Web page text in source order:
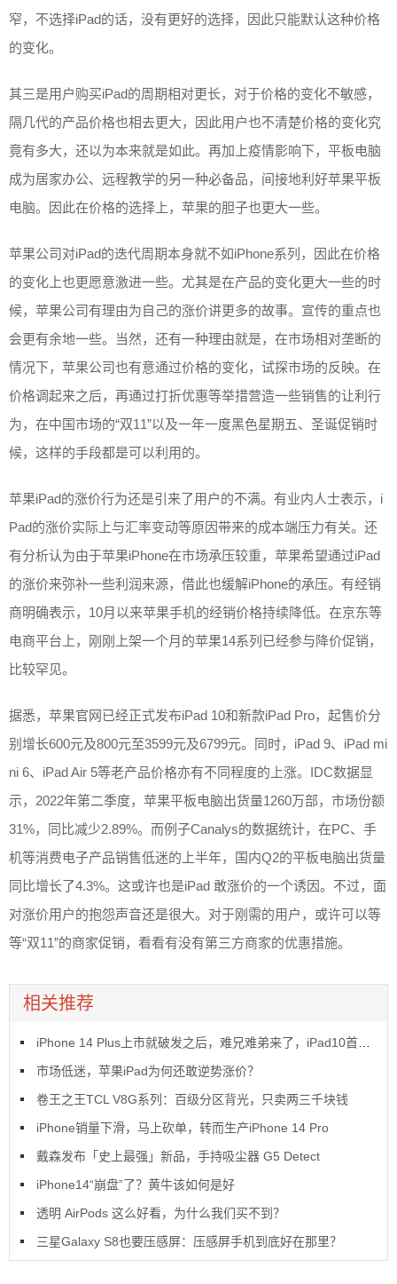
窄，不选择iPad的话，没有更好的选择，因此只能默认这种价格
的变化。
其三是用户购买iPad的周期相对更长，对于价格的变化不敏感，
隔几代的产品价格也相去更大，因此用户也不清楚价格的变化究
竟有多大，还以为本来就是如此。再加上疫情影响下，平板电脑
成为居家办公、远程教学的另一种必备品，间接地利好苹果平板
电脑。因此在价格的选择上，苹果的胆子也更大一些。
苹果公司对iPad的迭代周期本身就不如iPhone系列，因此在价格
的变化上也更愿意激进一些。尤其是在产品的变化更大一些的时
候，苹果公司有理由为自己的涨价讲更多的故事。宣传的重点也
会更有余地一些。当然，还有一种理由就是，在市场相对垄断的
情况下，苹果公司也有意通过价格的变化，试探市场的反映。在
价格调起来之后，再通过打折优惠等举措营造一些销售的让利行
为，在中国市场的“双11”以及一年一度黑色星期五、圣诞促销时
候，这样的手段都是可以利用的。
苹果iPad的涨价行为还是引来了用户的不满。有业内人士表示，i
Pad的涨价实际上与汇率变动等原因带来的成本端压力有关。还
有分析认为由于苹果iPhone在市场承压较重，苹果希望通过iPad
的涨价来弥补一些利润来源，借此也缓解iPhone的承压。有经销
商明确表示，10月以来苹果手机的经销价格持续降低。在京东等
电商平台上，刚刚上架一个月的苹果14系列已经参与降价促销，
比较罕见。
据悉，苹果官网已经正式发布iPad 10和新款iPad Pro，起售价分
别增长600元及800元至3599元及6799元。同时，iPad 9、iPad mi
ni 6、iPad Air 5等老产品价格亦有不同程度的上涨。IDC数据显
示，2022年第二季度，苹果平板电脑出货量1260万部，市场份额
31%，同比减少2.89%。而例子Canalys的数据统计，在PC、手
机等消费电子产品销售低迷的上半年，国内Q2的平板电脑出货量
同比增长了4.3%。这或许也是iPad 敢涨价的一个诱因。不过，面
对涨价用户的抱怨声音还是很大。对于刚需的用户，或许可以等
等“双11”的商家促销，看看有没有第三方商家的优惠措施。
相关推荐
iPhone 14 Plus上市就破发之后，难兄难弟来了，iPad10首销也破发了
市场低迷，苹果iPad为何还敢逆势涨价？
卷王之王TCL V8G系列：百级分区背光，只卖两三千块钱
iPhone销量下滑，马上砍单，转而生产iPhone 14 Pro
戴森发布「史上最强」新品，手持吸尘器 G5 Detect
iPhone14“崩盘”了？黄牛该如何是好
透明 AirPods 这么好看，为什么我们买不到？
三星Galaxy S8也要压感屏：压感屏手机到底好在那里？